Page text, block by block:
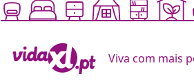
Viva com mais